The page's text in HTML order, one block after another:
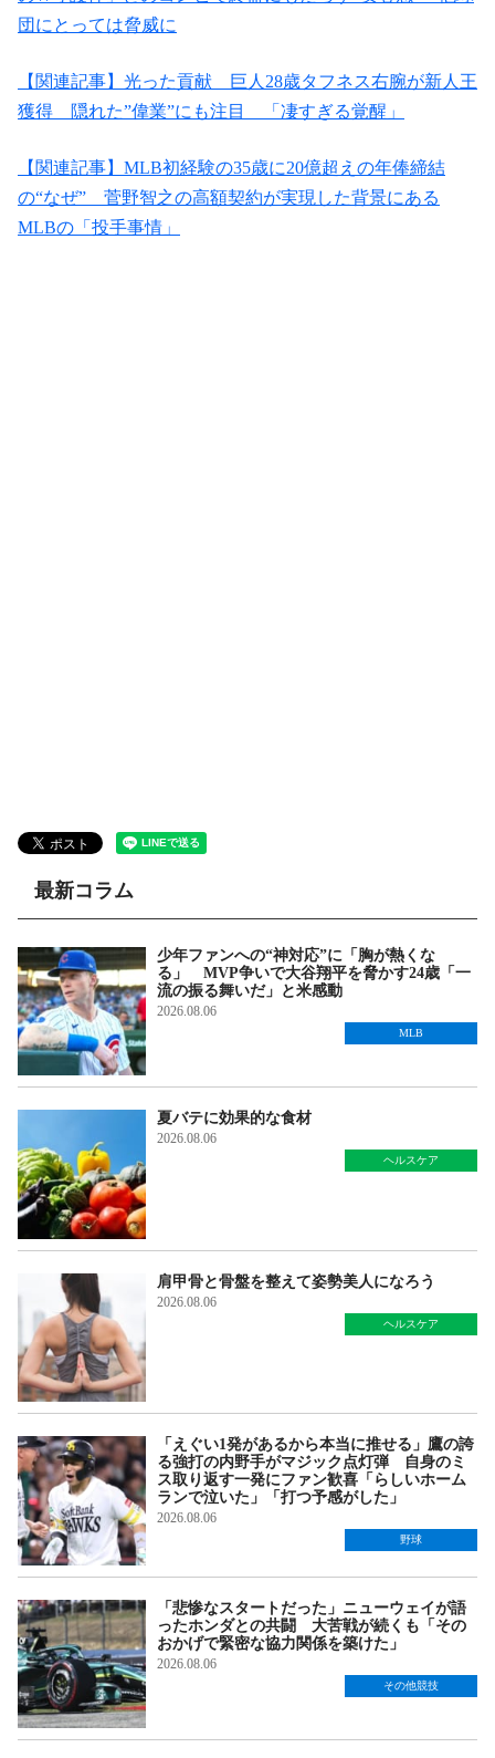
団にとっては脅威に
【関連記事】光った貢献 巨人28歳タフネス右腕が新人王
獲得 隠れた”偉業”にも注目 「凄すぎる覚醒」
【関連記事】MLB初経験の35歳に20億超えの年俸締結
の“なぜ” 菅野智之の高額契約が実現した背景にある
MLBの「投手事情」
最新コラム
少年ファンへの“神対応”に「胸が熱くな
る」 MVP争いで大谷翔平を脅かす24歳「一
流の振る舞いだ」と米感動
2026.08.06
MLB
夏バテに効果的な食材
2026.08.06
ヘルスケア
肩甲骨と骨盤を整えて姿勢美人になろう
2026.08.06
ヘルスケア
「えぐい1発があるから本当に推せる」鷹の誇
る強打の内野手がマジック点灯弾 自身のミ
ス取り返す一発にファン歓喜「らしいホーム
ランで泣いた」「打つ予感がした」
2026.08.06
野球
「悲惨なスタートだった」ニューウェイが語
ったホンダとの共闘 大苦戦が続くも「その
おかげで緊密な協力関係を築けた」
2026.08.06
その他競技